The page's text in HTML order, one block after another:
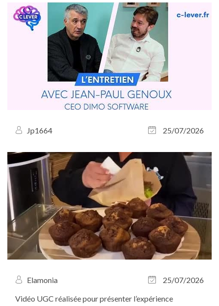
Jp1664 25/07/2026
Elamonia
25/07/2026
Vidéo UGC réalisée pour présenter l’expérience